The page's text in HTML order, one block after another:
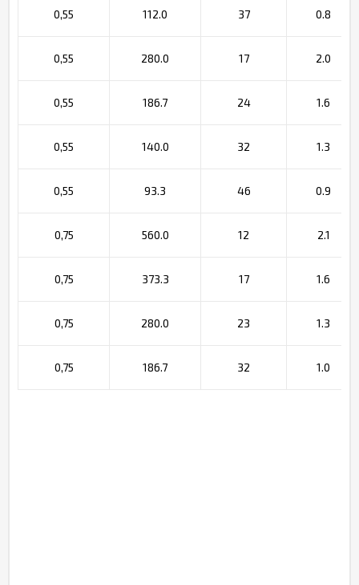
0,55 112.0 37 0.8
0,55 280.0 17 2.0
0,55 186.7 24 1.6
0,55 140.0 32 1.3
0,55 93.3 46 0.9
0,75 560.0 12 2.1
0,75 373.3 17 1.6
0,75 280.0 23 1.3
0,75 186.7 32 1.0